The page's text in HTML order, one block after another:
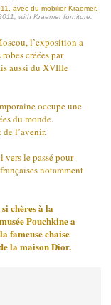
avec du mobilier Kraemer.
with Kraemer furniture.
l’exposition a
créées par
aussi du XVIIIe
occupe une
du monde.
l’avenir.
le passé pour
notamment
chères à la
Pouchkine a
fameuse chaise
la maison Dior.